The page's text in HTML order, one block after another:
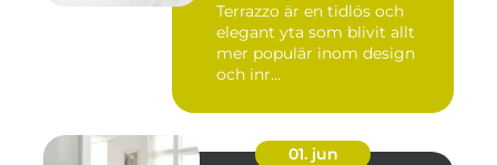
Terrazzo är en tidlös och
elegant yta som blivit allt
mer populär inom design
och inr...
01. jun